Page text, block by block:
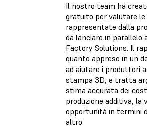
Il nostro team ha
gratuito per valutare
rappresentate dalla
da lanciare in parallelo
Factory Solutions. Il
quanto appreso in un
ad aiutare i produttori
stampa 3D, e tratta
stima accurata dei
produzione additiva, la
opportunità in termini
altro.